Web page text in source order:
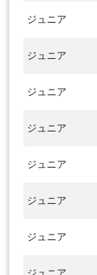
ジュニア
ジュニア
ジュニア
ジュニア
ジュニア
ジュニア
ジュニア